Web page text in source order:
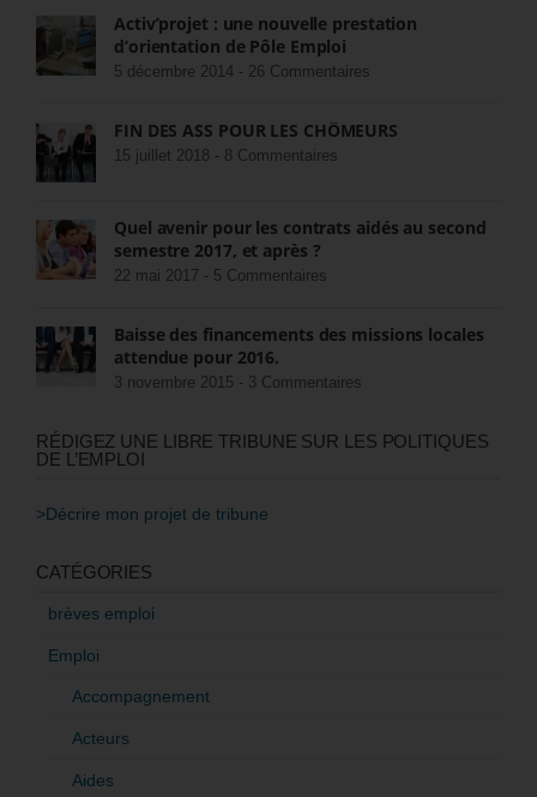
Activ’projet : une nouvelle prestation
d’orientation de Pôle Emploi
5 décembre 2014 - 26 Commentaires
FIN DES ASS POUR LES CHÔMEURS
15 juillet 2018 - 8 Commentaires
Quel avenir pour les contrats aidés au second
semestre 2017, et après ?
22 mai 2017 - 5 Commentaires
Baisse des financements des missions locales
attendue pour 2016.
3 novembre 2015 - 3 Commentaires
RÉDIGEZ UNE LIBRE TRIBUNE SUR LES POLITIQUES
DE L’EMPLOI
>Décrire mon projet de tribune
CATÉGORIES
brèves emploi
Emploi
Accompagnement
Acteurs
Aides